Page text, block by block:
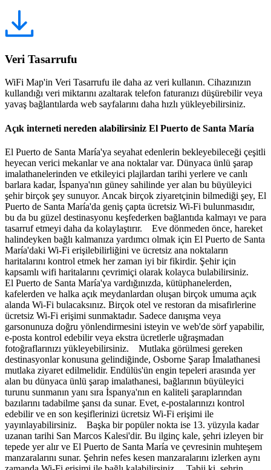
Veri Tasarrufu
WiFi Map'in Veri Tasarrufu ile daha az veri kullanın. Cihazınızın
kullandığı veri miktarını azaltarak telefon faturanızı düşürebilir veya
yavaş bağlantılarda web sayfalarını daha hızlı yükleyebilirsiniz.
Açık interneti nereden alabilirsiniz El Puerto de Santa María
El Puerto de Santa María'ya seyahat edenlerin bekleyebileceği çeşitli
heyecan verici mekanlar ve ana noktalar var. Dünyaca ünlü şarap
imalathanelerinden ve etkileyici plajlardan tarihi yerlere ve canlı
barlara kadar, İspanya'nın güney sahilinde yer alan bu büyüleyici
şehir birçok şey sunuyor. Ancak birçok ziyaretçinin bilmediği şey, El
Puerto de Santa María'da geniş çapta ücretsiz Wi-Fi bulunmasıdır,
bu da bu güzel destinasyonu keşfederken bağlantıda kalmayı ve para
tasarruf etmeyi daha da kolaylaştırır. Eve dönmeden önce, hareket
halindeyken bağlı kalmanıza yardımcı olmak için El Puerto de Santa
María'daki Wi-Fi erişilebilirliğini ve ücretsiz ana noktaların
haritalarını kontrol etmek her zaman iyi bir fikirdir. Şehir için
kapsamlı wifi haritalarını çevrimiçi olarak kolayca bulabilirsiniz.
El Puerto de Santa María'ya vardığınızda, kütüphanelerden,
kafelerden ve halka açık meydanlardan oluşan birçok umuma açık
alanda Wi-Fi bulacaksınız. Birçok otel ve restoran da misafirlerine
ücretsiz Wi-Fi erişimi sunmaktadır. Sadece danışma veya
garsonunuza doğru yönlendirmesini isteyin ve web'de sörf yapabilir,
e-posta kontrol edebilir veya ekstra ücretlerle uğraşmadan
fotoğraflarınızı yükleyebilirsiniz. Mutlaka görülmesi gereken
destinasyonlar konusuna gelindiğinde, Osborne Şarap İmalathanesi
mutlaka ziyaret edilmelidir. Endülüs'ün engin tepeleri arasında yer
alan bu dünyaca ünlü şarap imalathanesi, bağlarının büyüleyici
turunu sunmanın yanı sıra İspanya'nın en kaliteli şaraplarından
bazılarını tadabilme şansı da sunar. Evet, e-postalarınızı kontrol
edebilir ve en son keşiflerinizi ücretsiz Wi-Fi erişimi ile
yayınlayabilirsiniz. Başka bir popüler nokta ise 13. yüzyıla kadar
uzanan tarihi San Marcos Kalesi'dir. Bu ilginç kale, şehri izleyen bir
tepede yer alır ve El Puerto de Santa María ve çevresinin muhteşem
manzaralarını sunar. Şehrin nefes kesen manzaralarını izlerken aynı